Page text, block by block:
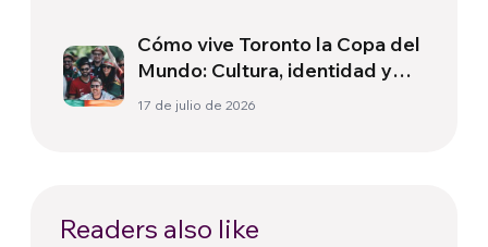
Cómo vive Toronto la Copa del
Mundo: Cultura, identidad y
política más allá del terreno
17 de julio de 2026
Readers also like